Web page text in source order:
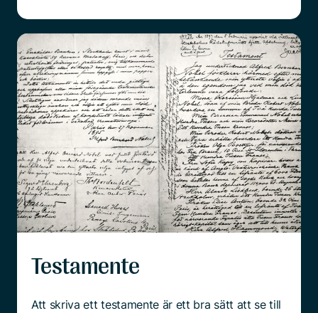
Testamente
Att skriva ett testamente är ett bra sätt att se till